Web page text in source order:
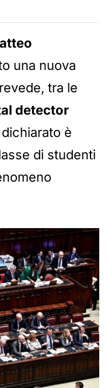
una nuova
tra le
detector
dichiarato è
di studenti